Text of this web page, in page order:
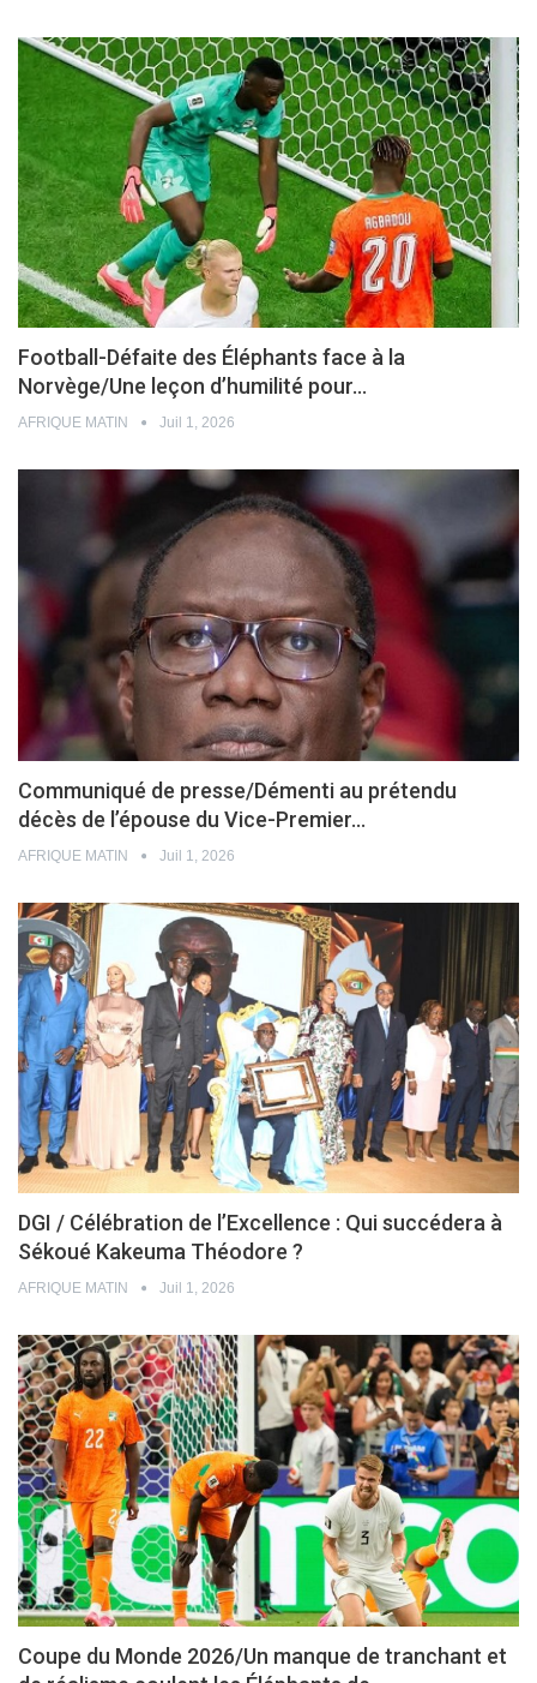
Football-Défaite des Éléphants face à la
Norvège/Une leçon d’humilité pour…
AFRIQUE MATIN Juil 1, 2026
Communiqué de presse/Démenti au prétendu
décès de l’épouse du Vice-Premier…
AFRIQUE MATIN Juil 1, 2026
DGI / Célébration de l’Excellence : Qui succédera à
Sékoué Kakeuma Théodore ?
AFRIQUE MATIN Juil 1, 2026
Coupe du Monde 2026/Un manque de tranchant et